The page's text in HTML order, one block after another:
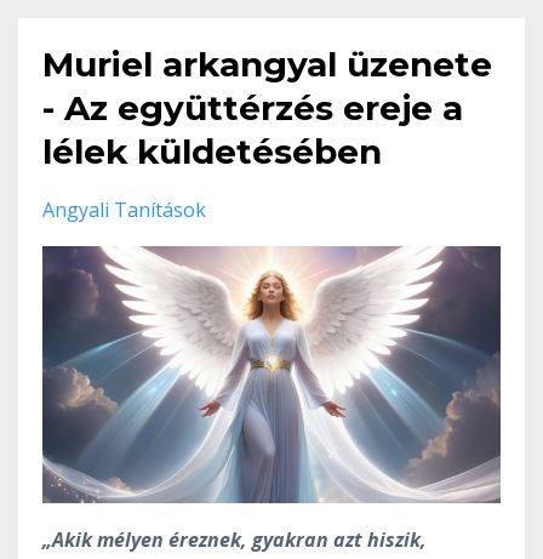
Muriel arkangyal üzenete
- Az együttérzés ereje a
lélek küldetésében
Angyali Tanítások
„Akik mélyen éreznek, gyakran azt hiszik,